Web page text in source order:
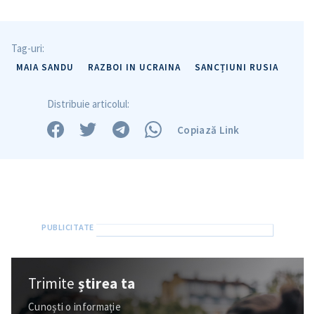
Tag-uri:
MAIA SANDU RAZBOI IN UCRAINA SANCȚIUNI RUSIA
Distribuie articolul:
Copiază Link
Trimiteștirea ta
Cunoști o informație